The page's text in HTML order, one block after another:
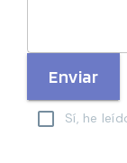
Enviar
Sí, he